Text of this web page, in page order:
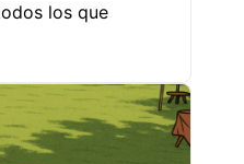
los que